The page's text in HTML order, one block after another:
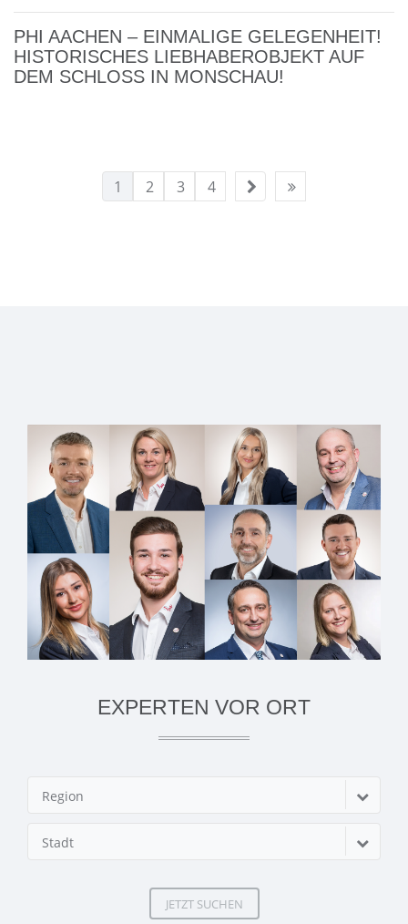
PHI AACHEN – EINMALIGE GELEGENHEIT!
HISTORISCHES LIEBHABEROBJEKT AUF
DEM SCHLOSS IN MONSCHAU!
1 2 3 4
EXPERTEN VOR ORT
Region
Stadt
JETZT SUCHEN